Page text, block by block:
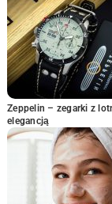
Zeppelin – zegarki z
elegancją